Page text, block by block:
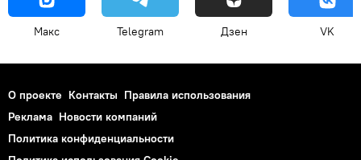
Макс Telegram Дзен VK
О проекте Контакты Правила использования
Реклама Новости компаний
Политика конфиденциальности